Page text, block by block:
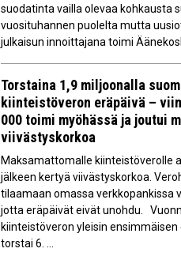
suodatinta vailla olevaa kohkausta
vuosituhannen puolelta mutta
julkaisun innoittajana toimi
Torstaina 1,9 miljoonalla
kiinteistöveron eräpäivä –
000 toimi myöhässä ja joutui
viivästyskorkoa
Maksamattomalle kiinteistöverolle
jälkeen kertyä viivästyskorkoa.
tilaamaan omassa verkkopankissa
jotta eräpäivät eivät unohdu.
kiinteistöveron yleisin ensimmäisen
torstai 6. ...